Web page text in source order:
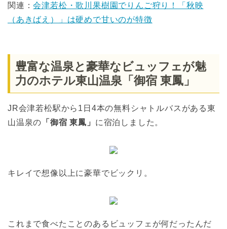
関連：会津若松・歌川果樹園でりんご狩り！「秋映
（あきばえ）」は硬めで甘いのが特徴
豊富な温泉と豪華なビュッフェが魅
力のホテル東山温泉「御宿 東鳳」
JR会津若松駅から1日4本の無料シャトルバスがある東
山温泉の 「御宿 東鳳」 に宿泊しました。
キレイで想像以上に豪華でビックリ。
これまで食べたことのあるビュッフェが何だったんだ